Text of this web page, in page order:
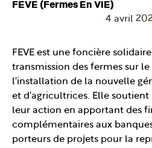
FEVE (Fermes En ViE)
4 avril
FEVE est une foncière
transmission des fermes sur
l'installation de la nouvelle
et d'agricultrices. Elle
leur action en apportant des
complémentaires aux
porteurs de projets pour la